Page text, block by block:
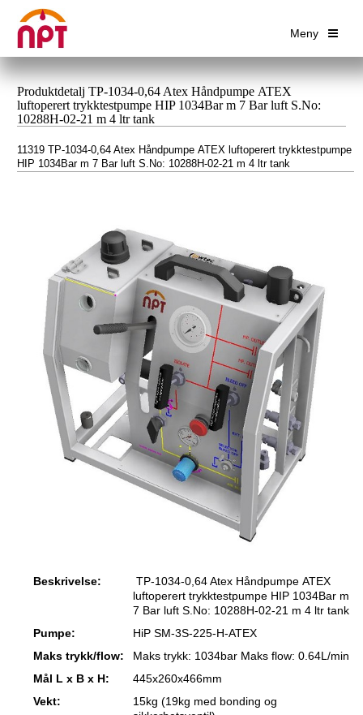
Meny
Produktdetalj TP-1034-0,64 Atex Håndpumpe ATEX
luftoperert trykktestpumpe HIP 1034Bar m 7 Bar luft S.No:
10288H-02-21 m 4 ltr tank
11319 TP-1034-0,64 Atex Håndpumpe ATEX luftoperert trykktestpumpe
HIP 1034Bar m 7 Bar luft S.No: 10288H-02-21 m 4 ltr tank
Beskrivelse:
TP-1034-0,64 Atex Håndpumpe ATEX
luftoperert trykktestpumpe HIP 1034Bar m
7 Bar luft S.No: 10288H-02-21 m 4 ltr tank
Pumpe:
HiP SM-3S-225-H-ATEX
Maks trykk/flow:
Maks trykk: 1034bar Maks flow: 0.64L/min
Mål L x B x H:
445x260x466mm
Vekt:
15kg (19kg med bonding og